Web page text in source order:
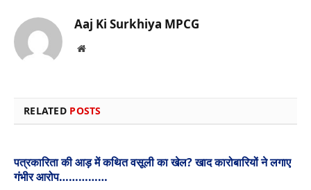
Aaj Ki Surkhiya MPCG
Website
RELATED POSTS
पत्रकारिता की आड़ में कथित वसूली का खेल? खाद कारोबारियों ने लगाए
गंभीर आरोप……………